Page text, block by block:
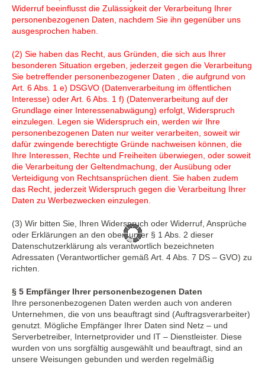
Widerruf beeinflusst die Zulässigkeit der Verarbeitung Ihrer
personenbezogenen Daten, nachdem Sie ihn gegenüber uns
ausgesprochen haben.
(2) Sie haben das Recht, aus Gründen, die sich aus Ihrer
besonderen Situation ergeben, jederzeit gegen die Verarbeitung
Sie betreffender personenbezogener Daten , die aufgrund von
Art. 6 Abs. 1 e) DSGVO (Datenverarbeitung im öffentlichen
Interesse) oder Art. 6 Abs. 1 f) (Datenverarbeitung auf der
Grundlage einer Interessenabwägung) erfolgt, Widerspruch
einzulegen. Legen sie Widerspruch ein, werden wir Ihre
personenbezogenen Daten nur weiter verarbeiten, soweit wir
dafür zwingende berechtigte Gründe nachweisen können, die
Ihre Interessen, Rechte und Freiheiten überwiegen, oder soweit
die Verarbeitung der Geltendmachung, der Ausübung oder
Verteidigung von Rechtsansprüchen dient. Sie haben zudem
das Recht, jederzeit Widerspruch gegen die Verarbeitung Ihrer
Daten zu Werbezwecken einzulegen.
(3) Wir bitten Sie, Ihren Widerspruch oder Widerruf, Ansprüche
oder Erklärungen an den oben unter § 1 Abs. 2 dieser
Datenschutzerklärung als verantwortlich bezeichneten
Adressaten (Verantwortlicher gemäß Art. 4 Abs. 7 DS – GVO) zu
richten.
§ 5 Empfänger Ihrer personenbezogenen Daten
Ihre personenbezogenen Daten werden auch von anderen
Unternehmen, die von uns beauftragt sind (Auftragsverarbeiter)
genutzt. Mögliche Empfänger Ihrer Daten sind Netz – und
Serverbetreiber, Internetprovider und IT – Dienstleister. Diese
wurden von uns sorgfältig ausgewählt und beauftragt, sind an
unsere Weisungen gebunden und werden regelmäßig